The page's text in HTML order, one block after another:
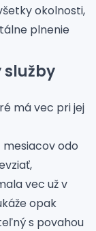
okolnosti,
plnenie
služby
má vec pri jej
mesiacov odo
vec už v
opak
s povahou